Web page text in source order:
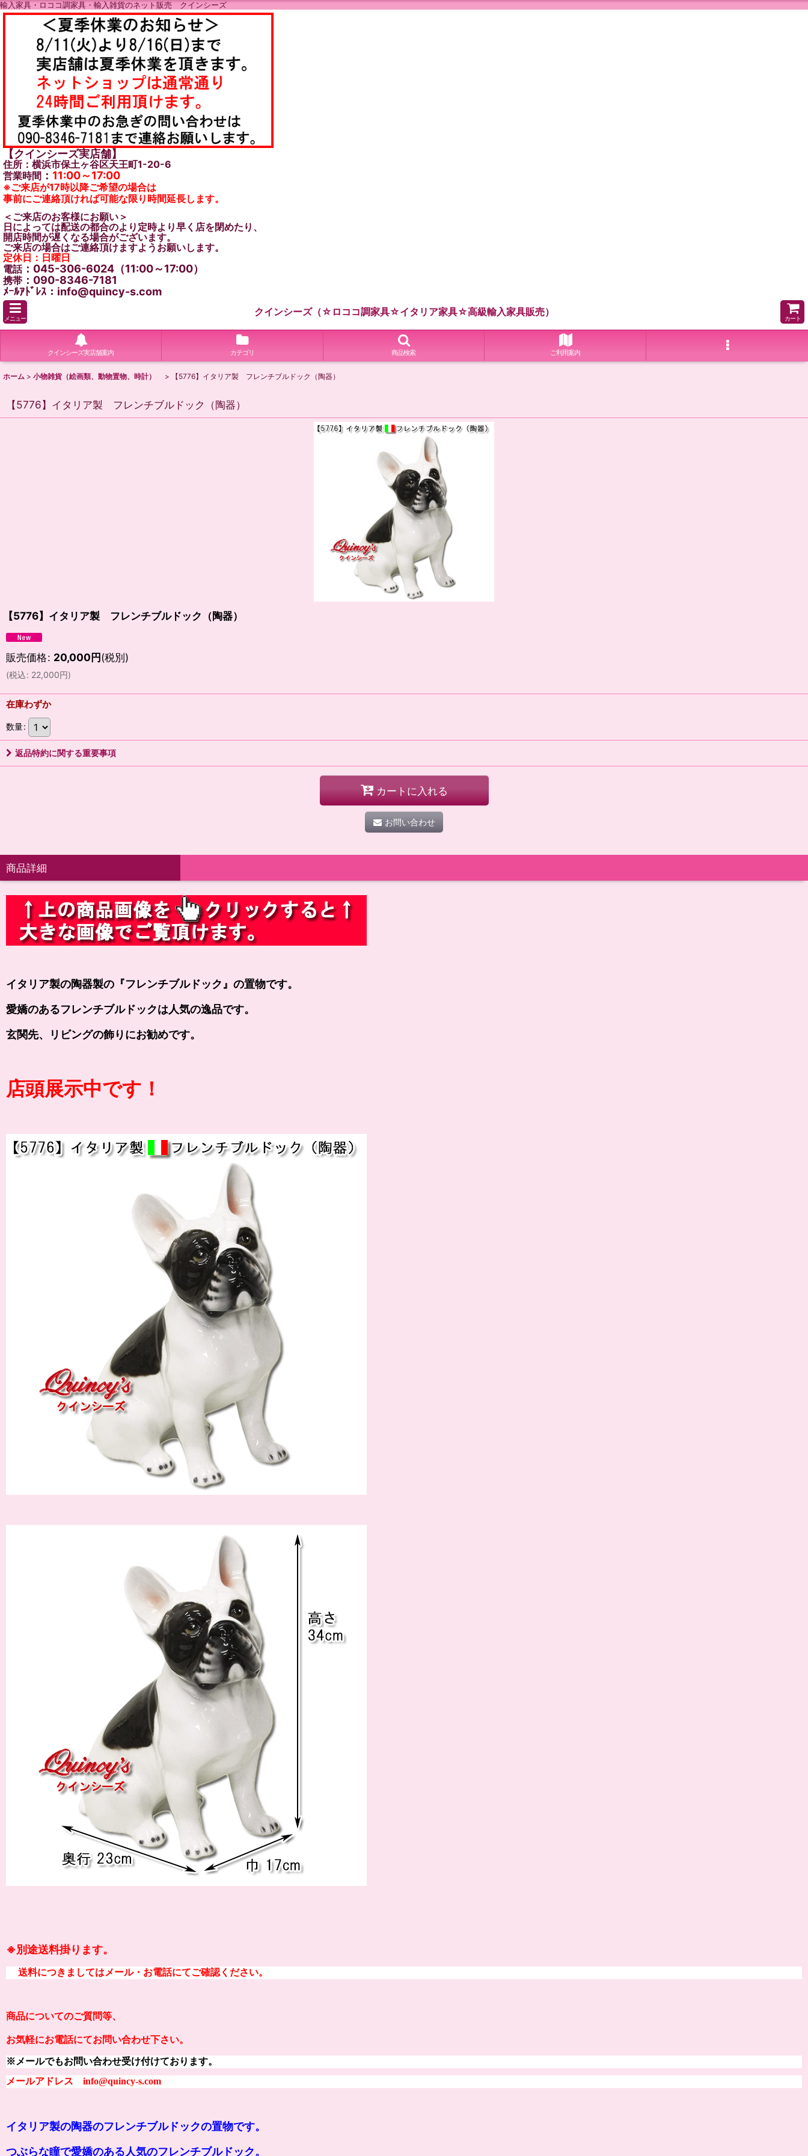
輸入家具・ロココ調家具・輸入雑貨のネット販売 クインシーズ
【クインシーズ実店舗】
住所：横浜市保土ヶ谷区天王町1-20-6
営業時間 ： 11:00～17:00
※ご来店が17時以降ご希望の場合は
事前にご連絡頂ければ可能な限り時間延長します。
＜ご来店のお客様にお願い＞
日によっては配送の都合のより定時より早く店を閉めたり、
開店時間が遅くなる場合がございます。
ご来店の場合はご連絡頂けますようお願いします。
定休日：日曜日
電話：045-306-6024（11:00～17:00）
携帯 ：090-8346-7181
ﾒｰﾙｱﾄﾞﾚｽ：info@quincy-s.com
メニュー
クインシーズ（☆ロココ調家具☆イタリア家具☆高級輸入家具販売）
カート
クインシーズ実店舗案内 カテゴリ 商品検索 ご利用案内
ホーム > 小物雑貨（絵画類、動物置物、時計） > 【5776】イタリア製 フレンチブルドック（陶器）
【5776】イタリア製 フレンチブルドック（陶器）
【5776】イタリア製 フレンチブルドック（陶器）
販売価格: 20,000円(税別)
(税込: 22,000円)
在庫わずか
数量:
返品特約に関する重要事項
カートに入れる
お問い合わせ
商品詳細
イタリア製の陶器製の 『フレンチブルドック』の置物です。
愛嬌のあるフレンチブルドックは人気の逸品です。
玄関先、リビングの飾りにお勧めです。
店頭展示中です！
※別途送料掛ります。
送料につきましてはメール・お電話にてご確認ください。
商品についてのご質問等、
お気軽にお電話にてお問い合わせ下さい。
※メールでもお問い合わせ受け付けております。
メールアドレス info@quincy-s.com
イタリア製の陶器のフレンチブルドックの置物です。
つぶらな瞳で愛嬌のある人気のフレンチブルドック。